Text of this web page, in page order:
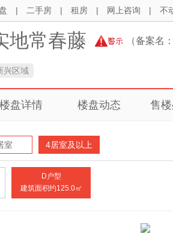
| 二手房 | 租房 | 网上咨询 | 不
地常春藤 （备案名
兴区域
楼盘详情 楼盘动态 售
室 4居室及以上
D户型
建筑面积约125.0㎡